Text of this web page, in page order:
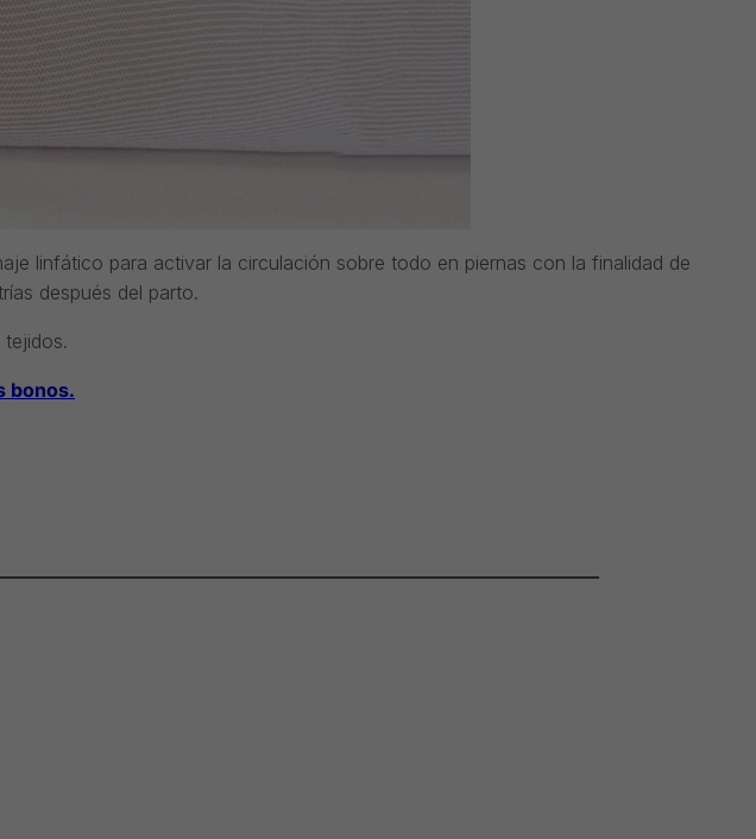
linfático para activar la circulación sobre todo en piernas con la finalidad de
después del parto.
bonos.